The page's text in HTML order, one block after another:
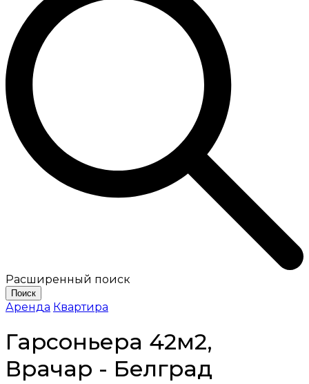
Расширенный поиск
Поиск
Аренда Квартира
Гарсоньера 42м2,
Врачар - Белград